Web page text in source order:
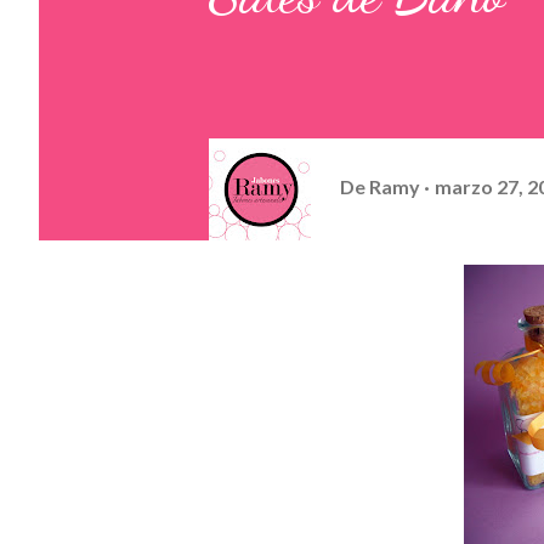
De Ramy marzo 27,